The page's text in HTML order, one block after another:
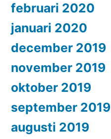
februari 2020
januari 2020
december 2019
november 2019
oktober 2019
september 2019
augusti 2019